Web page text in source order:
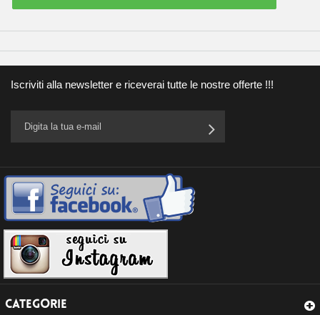
Iscriviti alla newsletter e riceverai tutte le nostre offerte !!!
CATEGORIE